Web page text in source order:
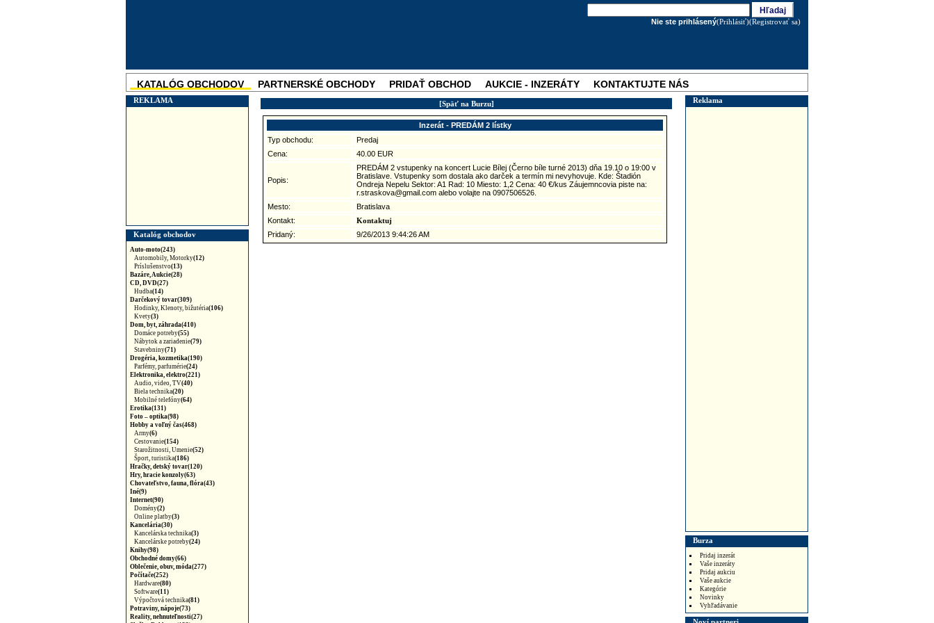
Nie ste prihlásený(Prihlásiť)(Registrovať sa)
KATALÓG OBCHODOV PARTNERSKÉ OBCHODY PRIDAŤ OBCHOD AUKCIE - INZERÁTY
KONTAKTUJTE NÁS
SKUPINOVÉ ZĽAVY NOVINKA
REKLAMA
Katalóg obchodov
Auto-moto(243)
Automobily, Motorky(12)
Príslušenstvo(13)
Bazáre, Aukcie(28)
CD, DVD(27)
Hudba(14)
Darčekový tovar(309)
Hodinky, Klenoty, bižutéria(106)
Kvety(3)
Dom, byt, záhrada(410)
Domáce potreby(55)
Nábytok a zariadenie(79)
Stavebniny(71)
Drogéria, kozmetika(190)
Parfémy, parfumérie(24)
Elektronika, elektro(221)
Audio, video, TV(40)
Biela technika(20)
Mobilné telefóny(64)
Erotika(131)
Foto – optika(98)
Hobby a voľný čas(468)
Army(6)
Cestovanie(154)
Starožitnosti, Umenie(52)
Šport, turistika(186)
Hračky, detský tovar(120)
Hry, hracie konzoly(63)
Chovateľstvo, fauna, flóra(43)
Iné(9)
Internet(90)
Domény(2)
Online platby(3)
Kancelária(30)
Kancelárska technika(3)
Kancelárske potreby(24)
Knihy(98)
Obchodné domy(66)
Oblečenie, obuv, móda(277)
Počítače(252)
Hardware(80)
Software(11)
Výpočtová technika(81)
Potraviny, nápoje(73)
Reality, nehnuteľnosti(27)
[Späť na Burzu]
Inzerát - PREDÁM 2 lístky
Typ obchodu:
Predaj
Cena:
40.00 EUR
Popis:
PREDÁM 2 vstupenky na koncert Lucie Bílej (Černo bíle turné 2013) dňa 19.10 o 19:00 v
Bratislave. Vstupenky som dostala ako darček a termín mi nevyhovuje. Kde: Štadión
Ondreja Nepelu Sektor: A1 Rad: 10 Miesto: 1,2 Cena: 40 €/kus Záujemncovia piste na:
r.straskova@gmail.com alebo volajte na 0907506526.
Mesto:
Bratislava
Kontakt:
Kontaktuj
Pridaný:
9/26/2013 9:44:26 AM
Reklama
Burza
Pridaj inzerát
Vaše inzeráty
Pridaj aukciu
Vaše aukcie
Kategórie
Novinky
Vyhľadávanie